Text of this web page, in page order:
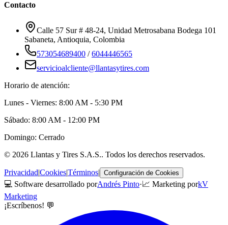
Contacto
Calle 57 Sur # 48-24, Unidad Metrosabana Bodega 101
Sabaneta, Antioquia, Colombia
573054689400 /6044446565
servicioalcliente@llantasytires.com
Horario de atención:
Lunes - Viernes: 8:00 AM - 5:30 PM
Sábado: 8:00 AM - 12:00 PM
Domingo: Cerrado
© 2026 Llantas y Tires S.A.S.. Todos los derechos reservados.
Privacidad|Cookies|Términos| Configuración de Cookies
💻 Software desarrollado porAndrés Pinto·📈 Marketing porkV
Marketing
¡Escríbenos! 💬